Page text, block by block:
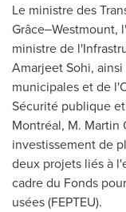
Le ministre des
Grâce‒Westmount,
ministre de
Amarjeet Sohi,
municipales et de
Sécurité publique
Montréal, M.
investissement de
deux projets liés à
cadre du Fonds
usées (FEPTEU).